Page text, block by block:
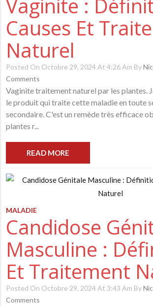
Vaginite :
Causes Et
Naturel
Posted On Octobre 29, 2024 At 4:26 Am By
Comments
Vaginite traitement naturel par les plantes.
le produit qui traite cette maladie en toute
secondaire. C'est un remède très efficace
plantes r...
READ MORE
MALADIE
Candidose
Masculine :
Et Traitement
Posted On Octobre 29, 2024 At 3:43 Am By
Comments